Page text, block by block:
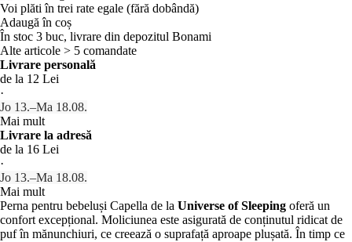
Voi plăti în trei rate egale (fără dobândă)
Adaugă în coș
În stoc 3 buc, livrare din depozitul Bonami
Alte articole > 5 comandate
Livrare personală
de la 12 Lei
·
Jo 13.–Ma 18.08.
Mai mult
Livrare la adresă
de la 16 Lei
·
Jo 13.–Ma 18.08.
Mai mult
Perna pentru bebeluși Capella de la Universe of Sleeping oferă un
confort excepțional. Moliciunea este asigurată de conținutul ridicat de
puf în mănunchiuri, ce creează o suprafață aproape plușată. În timp ce